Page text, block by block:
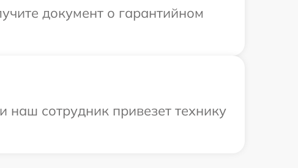
документ о гарантийном
наш сотрудник привезет технику